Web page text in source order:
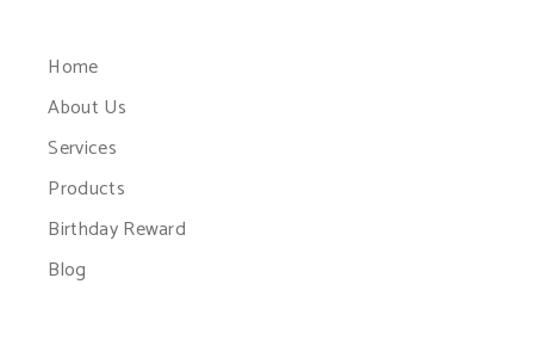
Home
About Us
Services
Products
Birthday Reward
Blog